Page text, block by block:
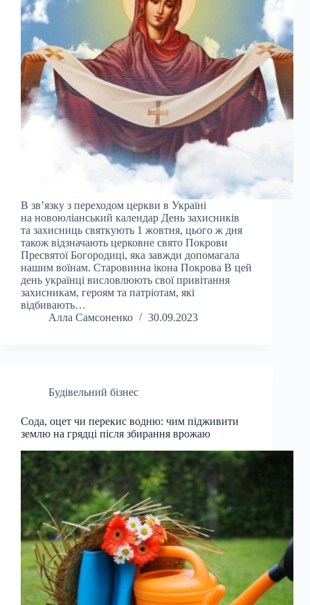
В зв’язку з переходом церкви в Україні
на новоюліанський календар День захисників
та захисниць святкують 1 жовтня, цього ж дня
також відзначають церковне свято Покрови
Пресвятої Богородиці, яка завжди допомагала
нашим воїнам. Старовинна ікона Покрова В цей
день українці висловлюють свої привітання
захисникам, героям та патріотам, які
відбивають…
Алла Самсоненко
30.09.2023
Будівельний бізнес
Сода, оцет чи перекис водню: чим підживити
землю на грядці після збирання врожаю